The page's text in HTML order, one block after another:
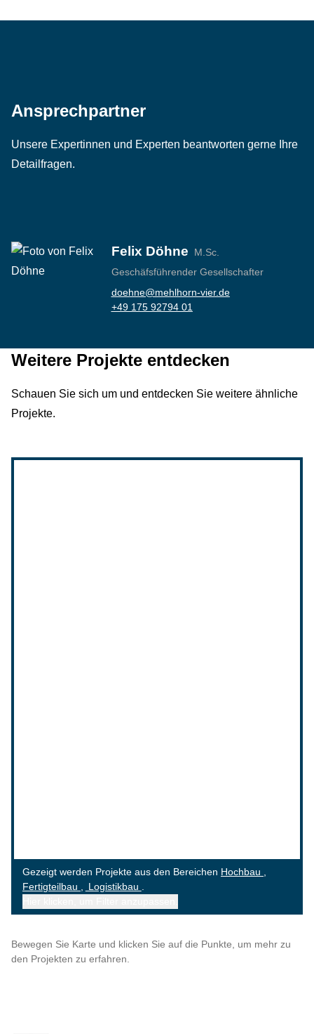
Ansprechpartner
Unsere Expertinnen und Experten beantworten gerne Ihre
Detailfragen.
Felix Döhne
M.Sc.
Geschäfsführender Gesellschafter
doehne@mehlhorn-vier.de
‭+49 175 92794 01
Weitere Projekte entdecken
Schauen Sie sich um und entdecken Sie weitere ähnliche
Projekte.
Gezeigt werden Projekte aus den Bereichen Hochbau
Fertigteilbau
Logistikbau
Bewegen Sie Karte und klicken Sie auf die Punkte, um mehr zu
den Projekten zu erfahren.